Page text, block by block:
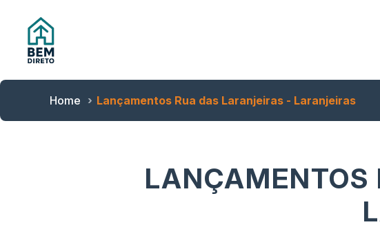
Home Lançamentos Rua das Laranjeiras - Laranjeiras
LANÇAMENTOS